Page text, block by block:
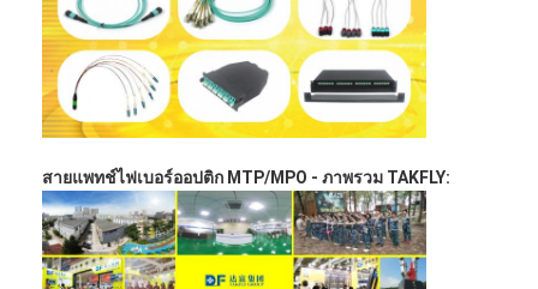
สายแพทช์ไฟเบอร์ออปติก MTP/MPO - ภาพรวม TAKFLY: